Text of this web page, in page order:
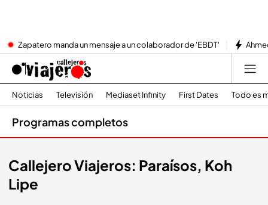
Zapatero manda un mensaje a un colaborador de 'EBDT'
Noticias Televisión Mediaset Infinity First Dates Todo es
Programas completos
Callejero Viajeros: Paraísos, Koh
Lipe